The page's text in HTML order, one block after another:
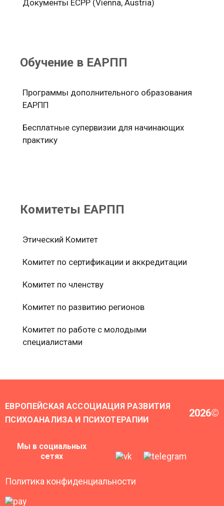
Документы ЕСРР (Vienna, Austria)
Обучение в ЕАРПП
Программы дополнительного образования
ЕАРПП
Бесплатные супервизии для начинающих
практику
Комитеты ЕАРПП
Этический Комитет
Комитет по сертификации и аккредитации
Комитет по членству
Комитет по развитию регионов
Комитет по работе с молодыми
специалистами
ЕВРОПЕЙСКАЯ АССОЦИАЦИЯ РАЗВИТИЯ
ПСИХОАНАЛИЗА И ПСИХОТЕРАПИИ
2026©
Мы в социальных
сетях
Политика конфиденциальности